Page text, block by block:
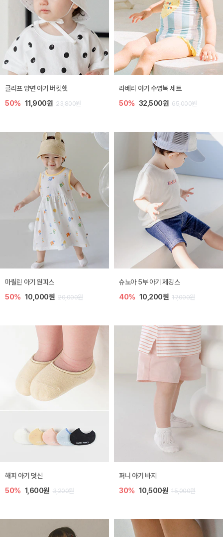
클리프 양면 아기 버킷햇
50% 11,900원 23,800원
라베리 아기 수영복 세트
50% 32,500원 65,000원
마릴린 아기 원피스
50% 10,000원 20,000원
슈노아 5부 아기 제깅스
40% 10,200원 17,000원
해피 아기 덧신
50% 1,600원 3,200원
퍼니 아기 바지
30% 10,500원 15,000원